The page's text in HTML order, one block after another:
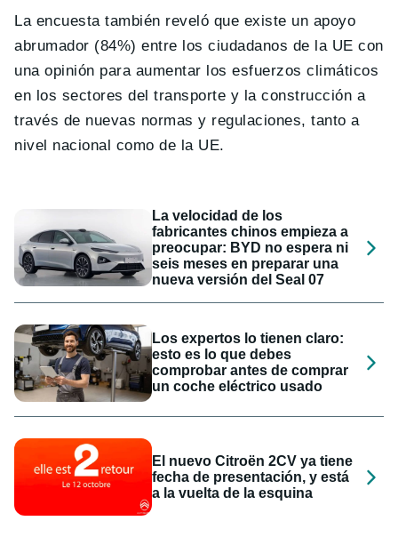
La encuesta también reveló que existe un apoyo
abrumador (84%) entre los ciudadanos de la UE con
una opinión para aumentar los esfuerzos climáticos
en los sectores del transporte y la construcción a
través de nuevas normas y regulaciones, tanto a
nivel nacional como de la UE.
La velocidad de los
fabricantes chinos empieza a
preocupar: BYD no espera ni
seis meses en preparar una
nueva versión del Seal 07
Los expertos lo tienen claro:
esto es lo que debes
comprobar antes de comprar
un coche eléctrico usado
El nuevo Citroën 2CV ya tiene
fecha de presentación, y está
a la vuelta de la esquina